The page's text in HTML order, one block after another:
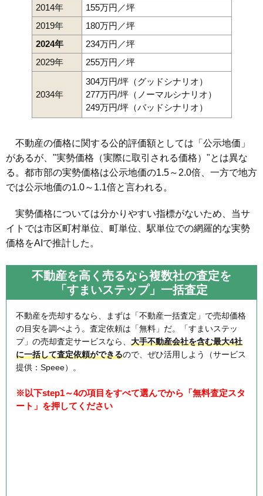
2014年
155万円／坪
2019年
180万円／坪
2024年
234万円／坪
2029年
255万円／坪
2034年
304万円/坪（グッドシナリオ）
277万円/坪（ノーマルシナリオ）
249万円/坪（バッドシナリオ）
不動産の価格に関する公的評価額としては「公示地価」
があるが、"実勢価格（実際に取引される価格）"とは異な
る。都市部の実勢価格は公示地価の1.5～2.0倍、一方で地方
では公示地価の1.0～1.1倍と言われる。
実勢価格については分かりやすい指標がないため、当サ
イトでは市区町村単位、町単位、駅単位での網羅的な実勢
価格をAIで推計した。
不動産を高く売るなら複数社の査定を
「すまいステップ」一括査定
不動産を売却するなら、まずは「不動産一括査定」で売却価格
の目安を調べよう。査定依頼は「無料」だ。「すまいステッ
プ」の売却査定サービスなら、 大手不動産会社を含む最大4社
に一括して査定依頼ができるので、ぜひ活用しよう（サービス
提供：Speee）。
※以下step1～4の項目をすべて選んでから「無料査定スタ
ート」を押してください